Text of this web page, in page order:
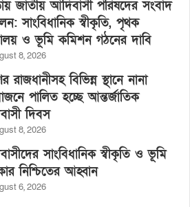
জাতীয় আদিবাসী পরিষদের সংবাদ
সাংবিধানিক স্বীকৃতি, পৃথক
ও ভূমি কমিশন গঠনের দাবি
8, 2026
রাজধানীসহ বিভিন্ন স্থানে নানা
পালিত হচ্ছে আন্তর্জাতিক
দিবস
8, 2026
সাংবিধানিক স্বীকৃতি ও ভূমি
নিশ্চিতের আহ্বান
6, 2026